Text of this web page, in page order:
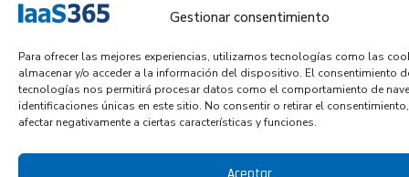
Gestionar consentimiento
Para ofrecer las mejores experiencias, utilizamos tecnologías como las
almacenar y/o acceder a la información del dispositivo. El consentimiento
tecnologías nos permitirá procesar datos como el comportamiento de
identificaciones únicas en este sitio. No consentir o retirar el
afectar negativamente a ciertas características y funciones.
Aceptar